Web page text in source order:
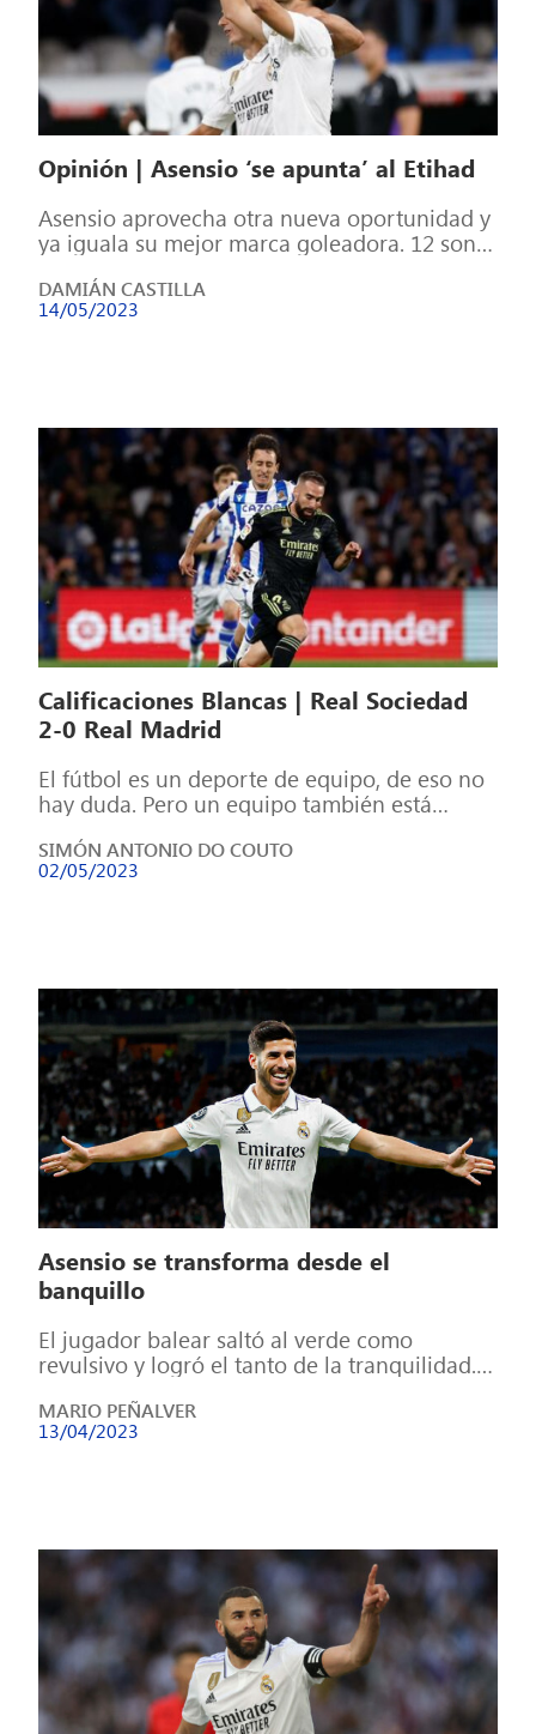
Opinión | Asensio ‘se apunta’ al Etihad
Asensio aprovecha otra nueva oportunidad y
ya iguala su mejor marca goleadora. 12 son
DAMIÁN CASTILLA
14/05/2023
Calificaciones Blancas | Real Sociedad
2-0 Real Madrid
El fútbol es un deporte de equipo, de eso no
hay duda. Pero un equipo también está
SIMÓN ANTONIO DO COUTO
02/05/2023
Asensio se transforma desde el
banquillo
El jugador balear saltó al verde como
revulsivo y logró el tanto de la tranquilidad.
MARIO PEÑALVER
13/04/2023